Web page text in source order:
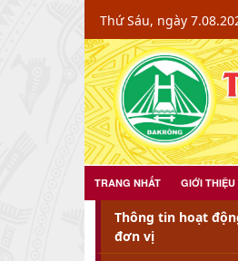
- Xã Đakrông -
Thứ Sáu, ngày
TRANG NHẤT GIỚI THIỆU
Thông tin hoạt
đơn vị